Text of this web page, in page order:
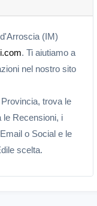
(IM)
. Ti aiutiamo a
nel nostro sito
trova le
le Recensioni, i
o Social e le
scelta.